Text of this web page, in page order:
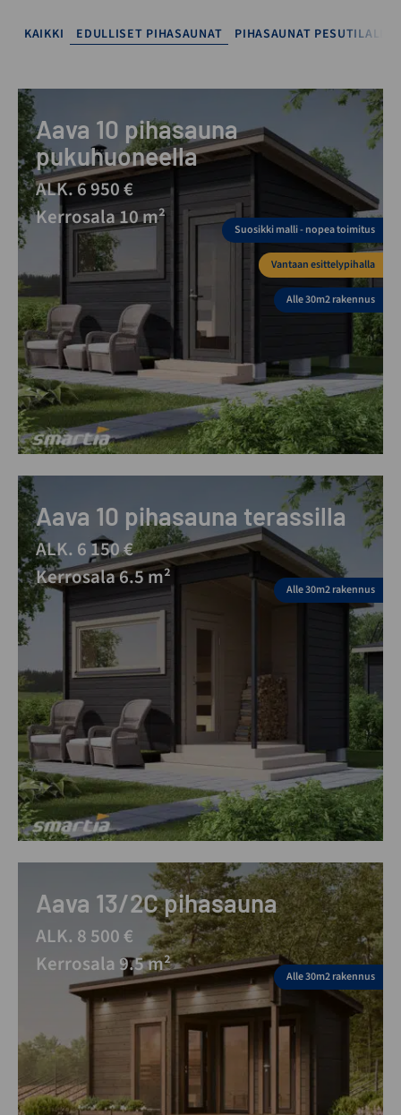
KAIKKI EDULLISET PIHASAUNAT PIHASAUNAT PESUTILALLA
Aava 10 pihasauna
pukuhuoneella
ALK. 6 950 €
Kerrosala 10 m²
Suosikki malli - nopea toimitus
Vantaan esittelypihalla
Alle 30m2 rakennus
Aava 10 pihasauna terassilla
ALK. 6 150 €
Kerrosala 6.5 m²
Alle 30m2 rakennus
Aava 13/2C pihasauna
ALK. 8 500 €
Kerrosala 9.5 m²
Alle 30m2 rakennus